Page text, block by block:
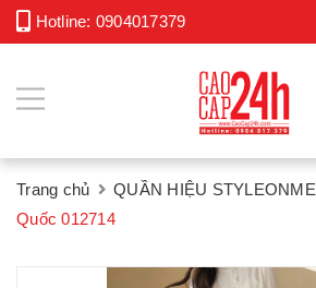
Hotline: 0904017379
Trang chủ QUẦN HIỆU STYLEONME
Quốc 012714